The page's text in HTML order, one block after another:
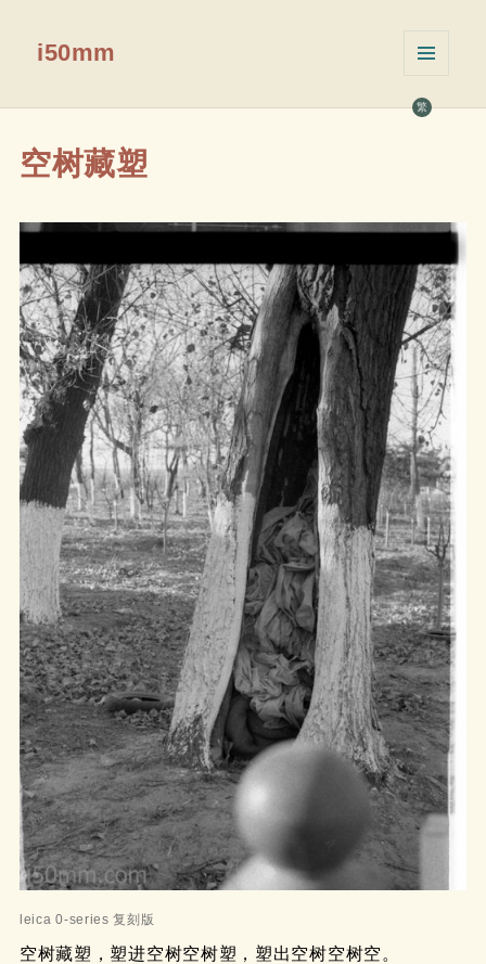
繁
i50mm
挂件
空树藏塑
leica 0-series 复刻版
空树藏塑，塑进空树空树塑，塑出空树空树空。